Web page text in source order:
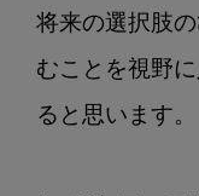
口
腔
科
将来の選択肢
むことを視野
ると思います。